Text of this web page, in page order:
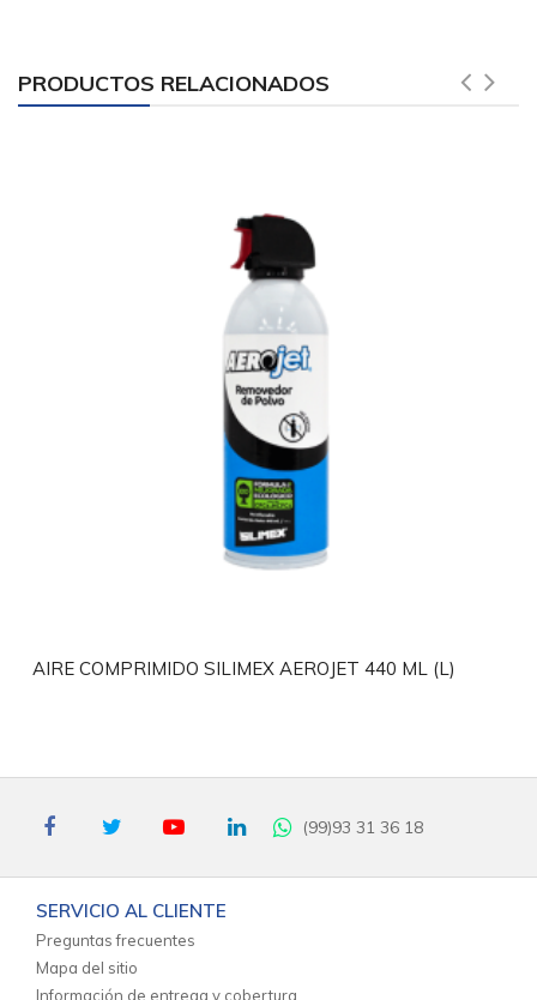
PRODUCTOS RELACIONADOS
AIRE COMPRIMIDO SILIMEX AEROJET 440 ML (L)
(99)93 31 36 18
SERVICIO AL CLIENTE
Preguntas frecuentes
Mapa del sitio
Información de entrega y cobertura